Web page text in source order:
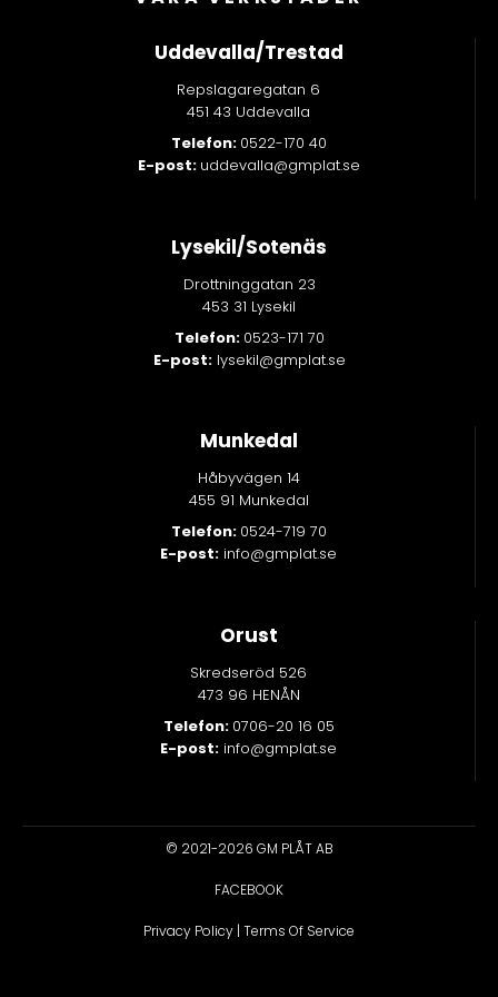
Uddevalla/Trestad
Repslagaregatan 6
451 43 Uddevalla
Telefon: 0522-170 40
E-post: uddevalla@gmplat.se
Lysekil/Sotenäs
Drottninggatan 23
453 31 Lysekil
Telefon: 0523-171 70
E-post:lysekil@gmplat.se
Munkedal
Håbyvägen 14
455 91 Munkedal
Telefon: 0524-719 70
E-post: info@gmplat.se
Orust
Skredseröd 526
473 96 HENÅN
Telefon: 0706-20 16 05
E-post: info@gmplat.se
© 2021-2026 GM PLÅT AB
FACEBOOK
Privacy Policy | Terms Of Service